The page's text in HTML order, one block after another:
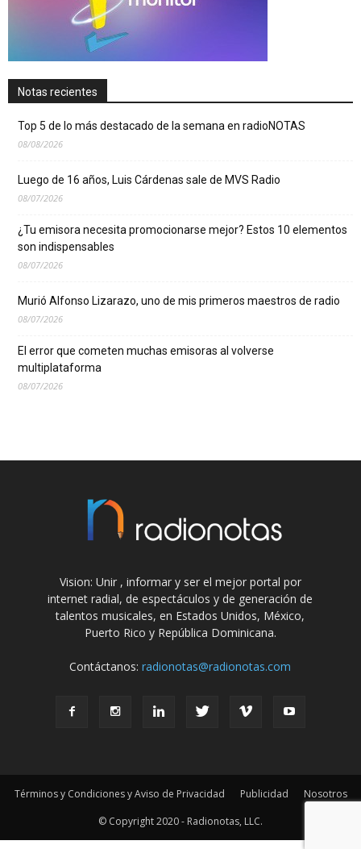
Notas recientes
Top 5 de lo más destacado de la semana en radioNOTAS
08/08/2026
Luego de 16 años, Luis Cárdenas sale de MVS Radio
08/07/2026
¿Tu emisora necesita promocionarse mejor? Estos 10 elementos
son indispensables
08/07/2026
Murió Alfonso Lizarazo, uno de mis primeros maestros de radio
08/07/2026
El error que cometen muchas emisoras al volverse
multiplataforma
08/07/2026
Vision: Unir , informar y ser el mejor portal por
internet radial, de espectáculos y de generación de
talentos musicales, en Estados Unidos, México,
Puerto Rico y República Dominicana.
Contáctanos:radionotas@radionotas.com
Términos y Condiciones y Aviso de Privacidad Publicidad
Nosotros
© Copyright 2020 - Radionotas, LLC.